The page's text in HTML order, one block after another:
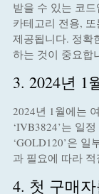
받을 수 있는 코
카테고리 전용,
제공됩니다. 정확
하는 것이 중요합
3. 2024년 1
2024년 1월에는
‘IVB3824’는 일
‘GOLD120’은
과 필요에 따라
4. 첫 구매